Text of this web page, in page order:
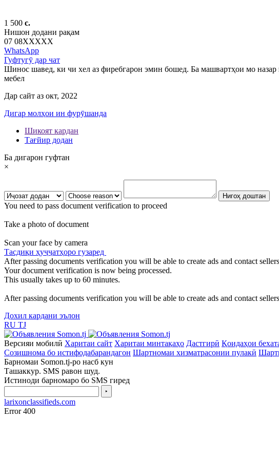
1 500 c.
Нишон додани рақам
07 08XXXXX
WhatsApp
Гуфтугӯ дар чат
Шинос шавед, ки чи хел аз фиребгарон эмин бошед. Ба машвартҳои мо назар
мебел
Дар сайт аз окт, 2022
Дигар молҳои ин фурӯшанда
Шикоят кардан
Тағйир додан
Ба дигарон гуфтан
×
You need to pass document verification to proceed
Take a photo of document
Scan your face by camera
Тасдиқи ҳуҷҷатҳоро гузаред
After passing documents verification you will be able to create ads and contact
Your document verification is now being processed.
This usually takes up to 60 minutes.
After passing documents verification you will be able to create ads and contact
Дохил кардани эълон
RU TJ
Версияи мобилӣ Харитаи сайт Харитаи минтақаҳо Дастгирӣ Қоидаҳои
Созишнома бо истифодабарандагон Шартномаи хизматрасонии пулакӣ
Барномаи Somon.tj-ро насб кун
Ташаккур. SMS равон шуд.
Истиноди барномаро бо SMS гиред
‣
larixonclassifieds.com
Error 400